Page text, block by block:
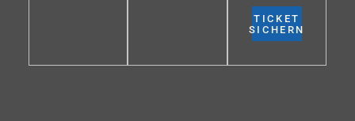
TICKET
SICHERN